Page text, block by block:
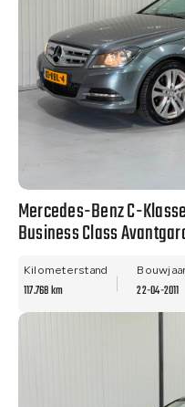
Mercedes-Benz C-
Business Class
APK!
Kilometerstand
117.768 km 22-04-2011